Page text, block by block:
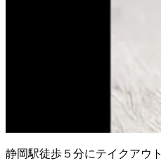
静岡駅徒歩５分にテイクアウ